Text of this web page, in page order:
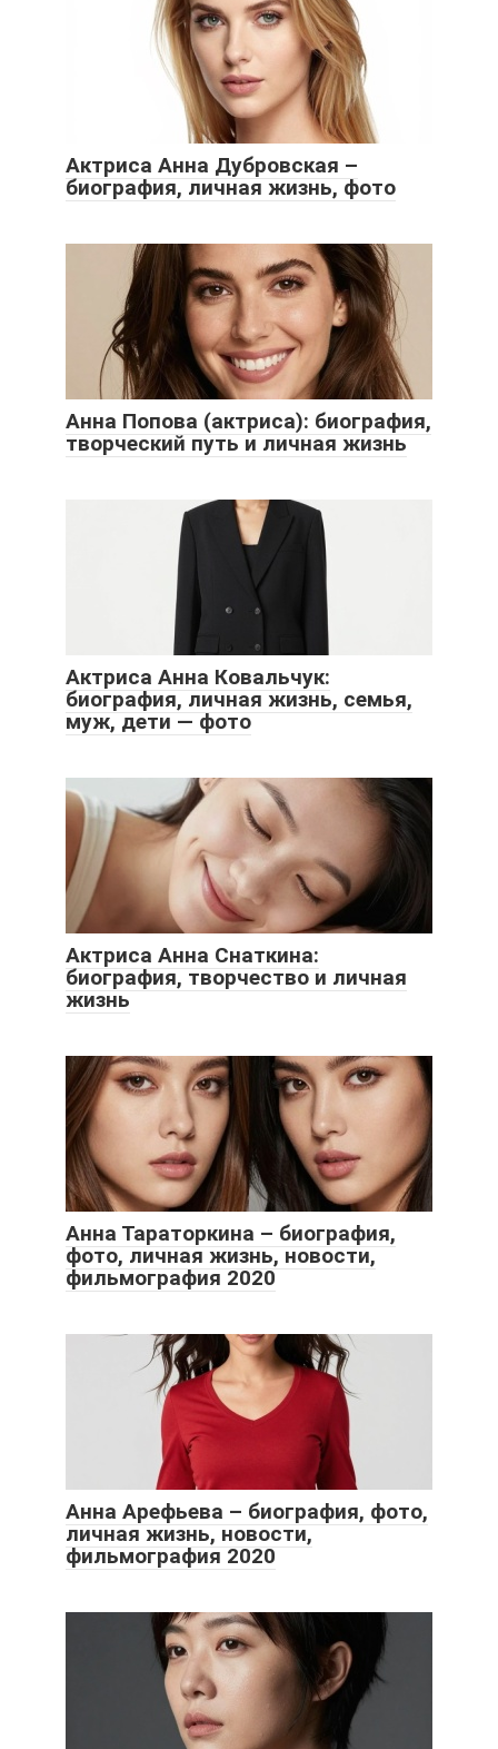
Актриса Анна Дубровская –
биография, личная жизнь, фото
Анна Попова (актриса): биография,
творческий путь и личная жизнь
Актриса Анна Ковальчук:
биография, личная жизнь, семья,
муж, дети — фото
Актриса Анна Снаткина:
биография, творчество и личная
жизнь
Анна Тараторкина – биография,
фото, личная жизнь, новости,
фильмография 2020
Анна Арефьева – биография, фото,
личная жизнь, новости,
фильмография 2020